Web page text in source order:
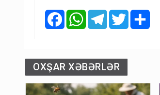
FacebookWhatsAppTelegramTwitter
OXŞAR XƏBƏRLƏR